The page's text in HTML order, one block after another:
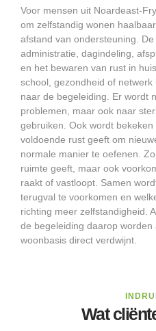
Voor mensen uit Noardeast-
om zelfstandig wonen
afstand van ondersteuning.
administratie, dagindeling,
en het bewaren van rust in
school, gezondheid of
naar de begeleiding. Er wordt
problemen, maar ook naar
gebruiken. Ook wordt
voldoende rust geeft om
normale manier te oefenen.
ruimte geeft, maar ook
raakt of vastloopt. Samen
terugval te voorkomen en
richting meer zelfstandigheid.
de begeleiding daarop
woonbasis direct verdwijnt.
Wat